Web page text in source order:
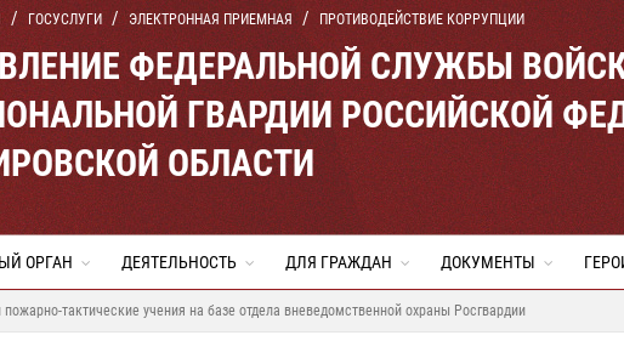
ГОСУСЛУГИ ЭЛЕКТРОННАЯ ПРИЕМНАЯ ПРОТИВОДЕЙСТВИЕ КОРРУПЦИИ
ФЕДЕРАЛЬНОЙ СЛУЖБЫ
ГВАРДИИ РОССИЙСКОЙ
ОБЛАСТИ
ОРГАН ДЕЯТЕЛЬНОСТЬ ДЛЯ ГРАЖДАН ДОКУМЕНТЫ
тактические учения на базе отдела вневедомственной охраны Росгвардии